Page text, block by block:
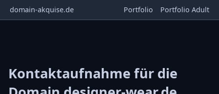
domain-akquise.de Portfolio Portfolio Adult
Kontaktaufnahme für die